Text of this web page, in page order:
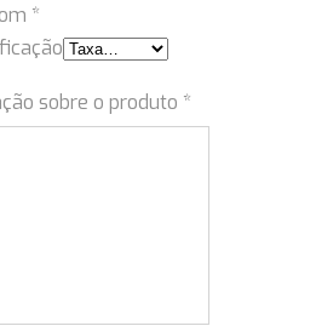
*
sobre o produto *